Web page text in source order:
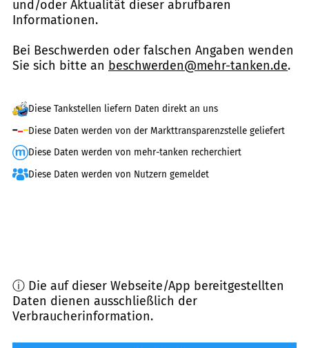
und/oder Aktualität dieser abrufbaren
Informationen.
Bei Beschwerden oder falschen Angaben wenden
Sie sich bitte an beschwerden@mehr-tanken.de.
Diese Tankstellen liefern Daten direkt an uns
Diese Daten werden von der Markttransparenzstelle geliefert
Diese Daten werden von mehr-tanken recherchiert
Diese Daten werden von Nutzern gemeldet
ⓘ Die auf dieser Webseite/App bereitgestellten
Daten dienen ausschließlich der
Verbraucherinformation.